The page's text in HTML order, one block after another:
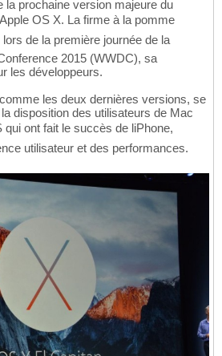
la prochaine version majeure du
OS X. La firme à la pomme
lors de la première journée de la
2015 (WWDC), sa
les développeurs.
les deux dernières versions, se
disposition des utilisateurs de Mac
qui ont fait le succès de liPhone,
utilisateur et des performances.